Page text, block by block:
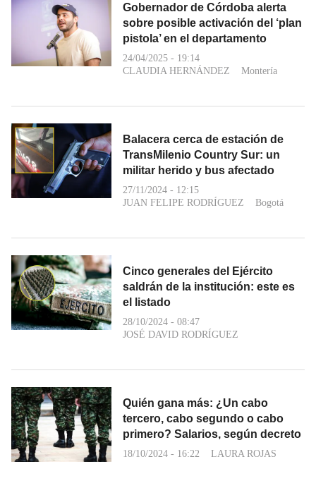
Gobernador de Córdoba alerta
sobre posible activación del ‘plan
pistola’ en el departamento
24/04/2025 - 19:14
CLAUDIA HERNÁNDEZ
Montería
Balacera cerca de estación de
TransMilenio Country Sur: un
militar herido y bus afectado
27/11/2024 - 12:15
JUAN FELIPE RODRÍGUEZ
Bogotá
Cinco generales del Ejército
saldrán de la institución: este es
el listado
28/10/2024 - 08:47
JOSÉ DAVID RODRÍGUEZ
Quién gana más: ¿Un cabo
tercero, cabo segundo o cabo
primero? Salarios, según decreto
18/10/2024 - 16:22 LAURA ROJAS